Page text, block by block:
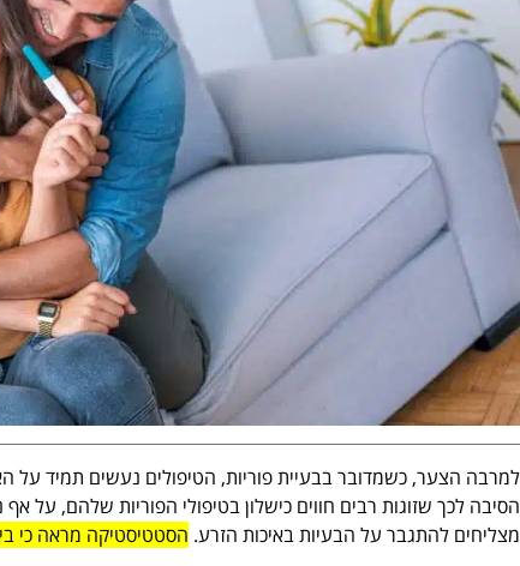
למרבה הצער, כשמדובר בבעיית פוריות, הטיפולים נעשים תמיד
הסיבה לכך שזוגות רבים חווים כישלון בטיפולי הפוריות שלהם, על אף
מצליחים להתגבר על הבעיות באיכות הזרע. הסטטיסטיקה מראה כי ביותר מ-50% מהמקרים בעיית הפוריות